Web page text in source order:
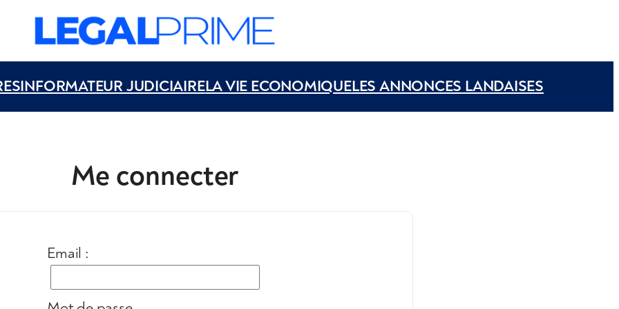
INFORMATEUR JUDICIAIRELA VIE ECONOMIQUELES ANNONCES LANDAISES
Me connecter
Email :